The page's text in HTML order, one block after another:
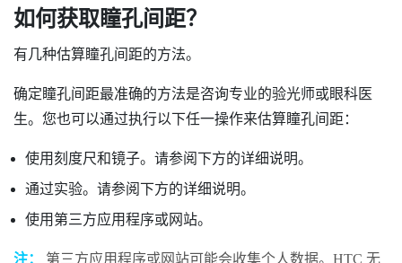
如何获取瞳孔间距？
有几种估算瞳孔间距的方法。
确定瞳孔间距最准确的方法是咨询专业的验光师或眼科医
生。您也可以通过执行以下任一操作来估算瞳孔间距：
使用刻度尺和镜子。请参阅下方的详细说明。
通过实验。请参阅下方的详细说明。
使用第三方应用程序或网站。
注：
第三方应用程序或网站可能会收集个人数据。HTC 无